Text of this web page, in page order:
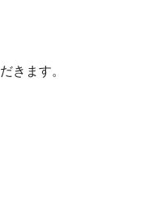
きます。